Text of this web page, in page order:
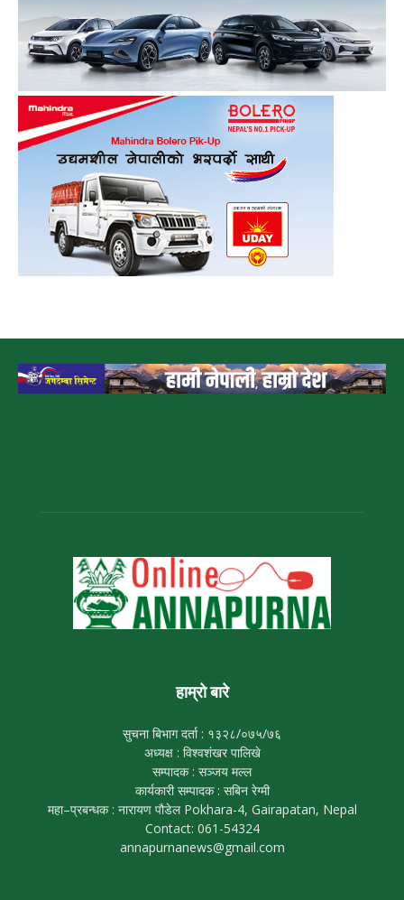
हाम्रो बारे
सुचना बिभाग दर्ता : १३२८/०७५/७६
अध्यक्ष : विश्वशंखर पालिखे
सम्पादक : सञ्जय मल्ल
कार्यकारी सम्पादक : सबिन रेग्मी
महा–प्रबन्धक : नारायण पौडेल Pokhara-4, Gairapatan, Nepal
Contact: 061-54324
annapurnanews@gmail.com